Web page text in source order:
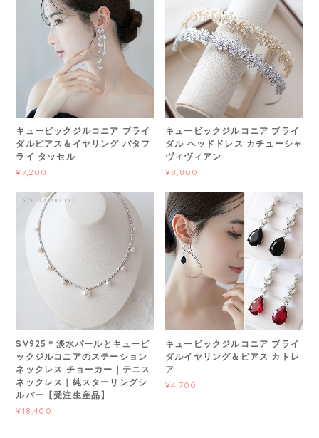
キュービックジルコニア ブライ
ダルピアス＆イヤリング バタフ
ライ タッセル
¥7,200
キュービックジルコニア ブライ
ダル ヘッドドレス カチューシャ
ヴィヴィアン
¥8,800
SV925＊淡水パールとキュービ
ックジルコニアのステーション
ネックレス チョーカー｜テニス
ネックレス｜純スターリングシ
ルバー【受注生産品】
¥18,400
キュービックジルコニア ブライ
ダルイヤリング＆ピアス カトレ
ア
¥4,700